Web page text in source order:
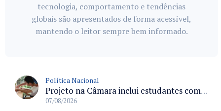
tecnologia, comportamento e tendências
globais são apresentados de forma acessível,
mantendo o leitor sempre bem informado.
Política Nacional
Projeto na Câmara inclui estudantes com deficiência no regime escolar especial da LDB e estabelece critérios para frequência
07/08/2026